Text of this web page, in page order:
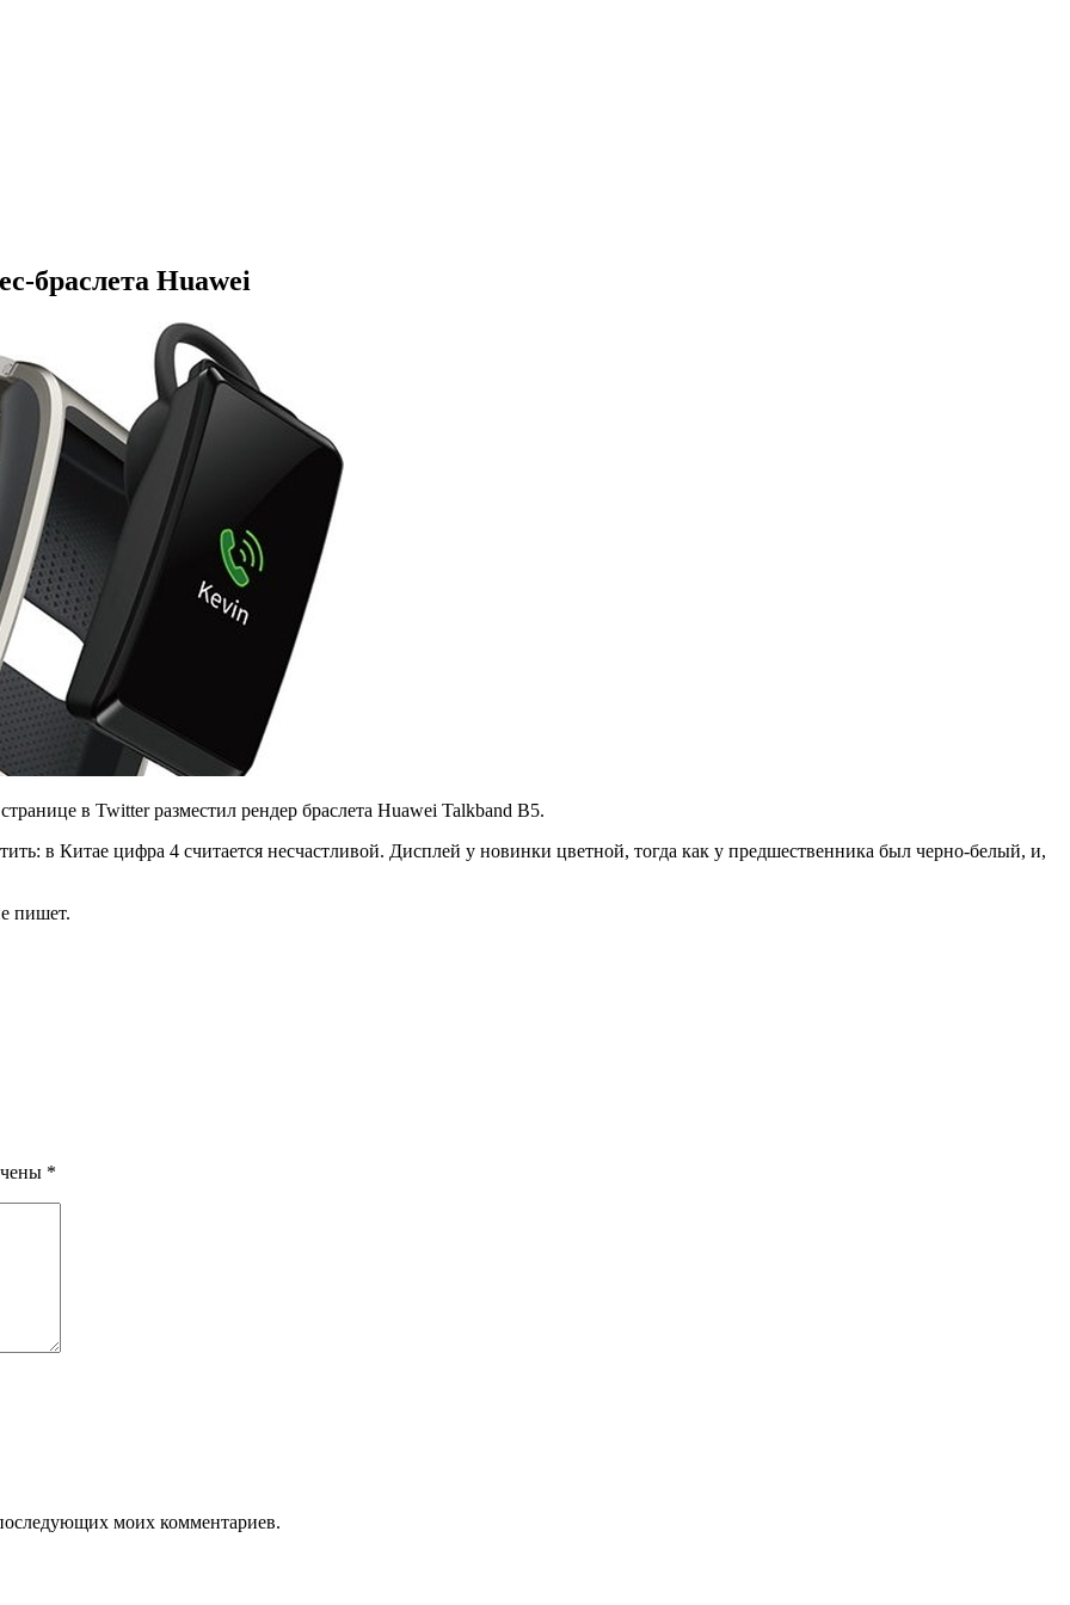
браслета Huawei
в Twitter разместил рендер браслета Huawei Talkband B5.
в Китае цифра 4 считается несчастливой. Дисплей у новинки цветной, тогда как у предшественника был черно-белый, и,
пишет.
*
моих комментариев.